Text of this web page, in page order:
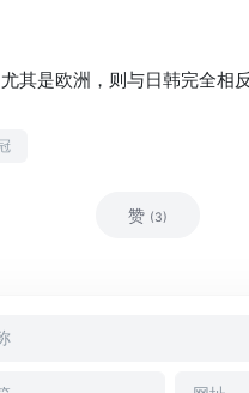
其是欧洲，则与日韩完全相反
赞 (3)